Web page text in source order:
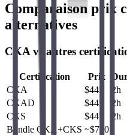
Comparaison prix
alternatives
CKA vs autres
Certification Prix
CKA
$445 2h
CKAD
$445 2h
CKS
$445 2h
Bundle CKA+CKS ~$700